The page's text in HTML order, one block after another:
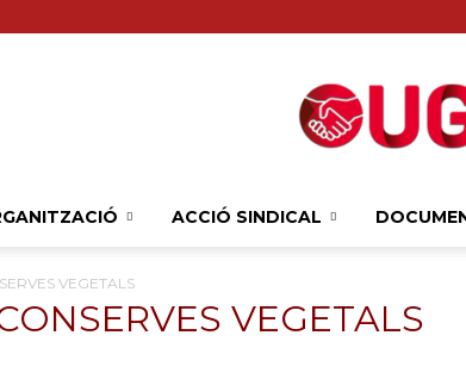
ACCIÓ SINDICAL
VEGETALS
VEGETALS